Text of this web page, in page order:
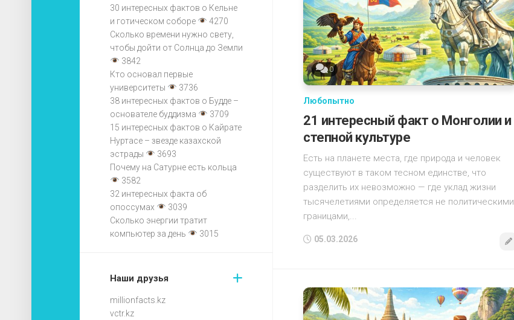
0
Любопытно
21 интересный факт о Монголии и
степной культуре
Есть на планете места, где природа и человек
существуют в таком тесном единстве, что
разделить их невозможно — где уклад жизни
тысячелетиями определяется не политическими
границами,...
05.03.2026
30 интересных фактов о Кельне
и готическом соборе
4270
Сколько времени нужно свету,
чтобы дойти от Солнца до Земли
3842
Кто основал первые
университеты
3736
38 интересных фактов о Будде –
основателе буддизма
3709
15 интересных фактов о Кайрате
Нуртасе – звезде казахской
эстрады
3693
Почему на Сатурне есть кольца
3582
32 интересных факта об
опоссумах
3039
Сколько энергии тратит
компьютер за день
3015
Наши друзья
millionfacts.kz
vctr.kz